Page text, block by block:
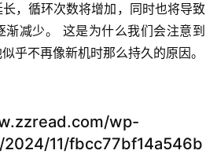
，循环次数将增加，同时也将导致
减少。 这是为什么我们会注意到
乎不再像新机时那么持久的原因。
wp-
11/fbcc77bf14a546b